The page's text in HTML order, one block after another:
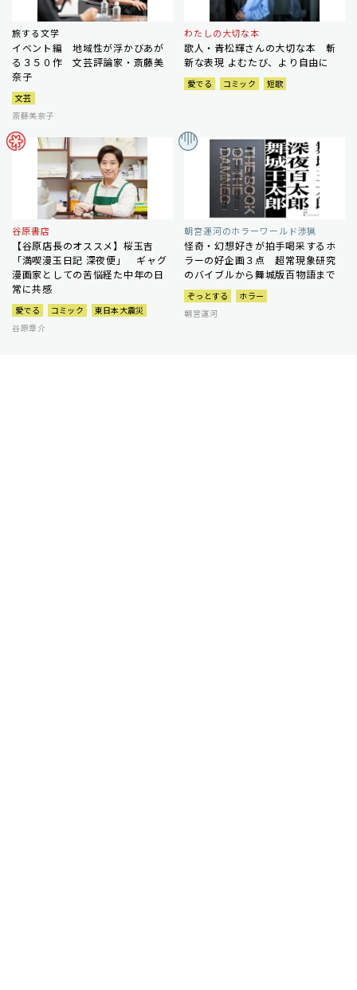
旅する文学
イベント編 地域性が浮かびあが
る３５０作 文芸評論家・斎藤美
奈子
文芸
斎藤美奈子
わたしの大切な本
歌人・青松輝さんの大切な本 斬
新な表現 よむたび、より自由に
愛でる コミック 短歌
谷原書店
【谷原店長のオススメ】桜玉吉
「満喫漫玉日記 深夜便」 ギャグ
漫画家としての苦悩経た中年の日
常に共感
愛でる コミック
東日本大震災
谷原章介
朝宮運河のホラーワールド渉猟
怪奇・幻想好きが拍手喝采するホ
ラーの好企画３点 超常現象研究
のバイブルから舞城版百物語まで
ぞっとする
ホラー
朝宮運河